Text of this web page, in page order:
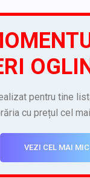
pentru tine
cu prețul cel
VEZI CEL MAI